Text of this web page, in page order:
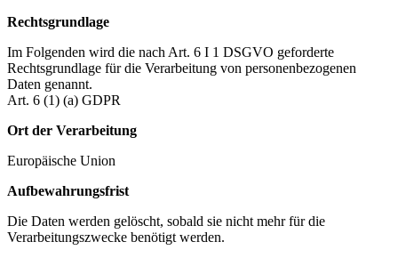
Rechtsgrundlage
Im Folgenden wird die nach Art. 6 I 1 DSGVO geforderte
Rechtsgrundlage für die Verarbeitung von personenbezogenen
Daten genannt.
Art. 6 (1) (a) GDPR
Ort der Verarbeitung
Europäische Union
Aufbewahrungsfrist
Die Daten werden gelöscht, sobald sie nicht mehr für die
Verarbeitungszwecke benötigt werden.